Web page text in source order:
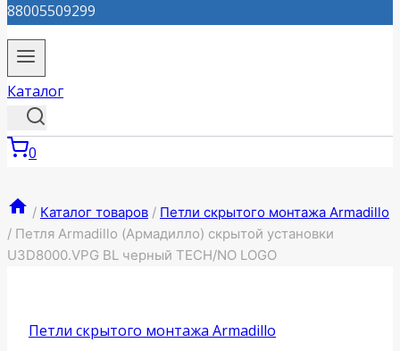
88005509299
Каталог
0
/ Каталог товаров / Петли скрытого монтажа Armadillo
/ Петля Armadillo (Армадилло) скрытой установки
U3D8000.VPG BL черный TECH/NO LOGO
Петли скрытого монтажа Armadillo